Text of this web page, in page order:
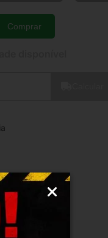
Quantidade
Comprar